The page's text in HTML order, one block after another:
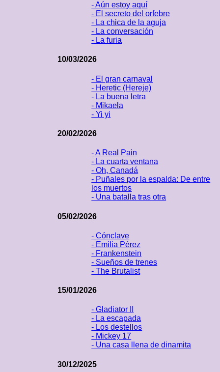
- Aún estoy aquí
- El secreto del orfebre
- La chica de la aguja
- La conversación
- La furia
10/03/2026
- El gran carnaval
- Heretic (Hereje)
- La buena letra
- Mikaela
- Yi yi
20/02/2026
- A Real Pain
- La cuarta ventana
- Oh, Canadá
- Puñales por la espalda: De entre
los muertos
- Una batalla tras otra
05/02/2026
- Cónclave
- Emilia Pérez
- Frankenstein
- Sueños de trenes
- The Brutalist
15/01/2026
- Gladiator II
- La escapada
- Los destellos
- Mickey 17
- Una casa llena de dinamita
30/12/2025